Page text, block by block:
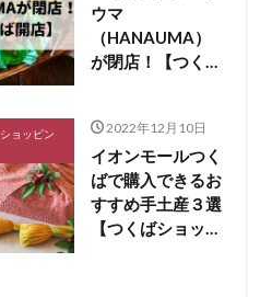
ウマ
（HANAUMA）
が閉店！【つくば
ショッピン
2022年12月10日
イオンモールつく
ばで購入できるお
すすめ手土産３選
【つくばショッピ